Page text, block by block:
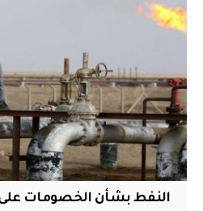
النفط بشأن الخصومات على